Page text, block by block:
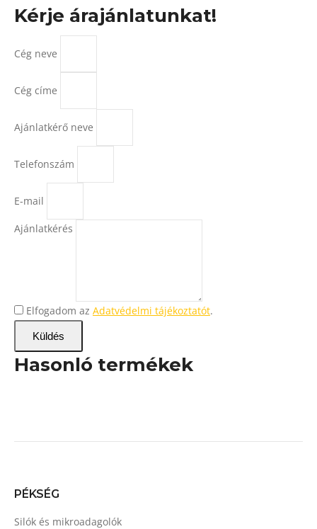
Kérje árajánlatunkat!
Cég neve
Cég címe
Ajánlatkérő neve
Telefonszám
E-mail
Ajánlatkérés
Elfogadom az Adatvédelmi tájékoztatót.
Küldés
Hasonló termékek
PÉKSÉG
Silók és mikroadagolók